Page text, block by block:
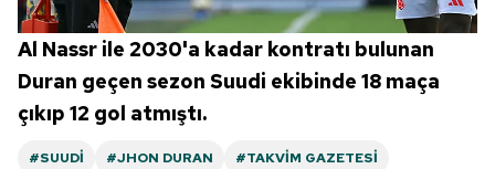
Al Nassr ile 2030'a kadar kontratı bulunan
Duran geçen sezon Suudi ekibinde 18 maça
çıkıp 12 gol atmıştı.
#SUUDI #JHON DURAN
#TAKVIM GAZETESI